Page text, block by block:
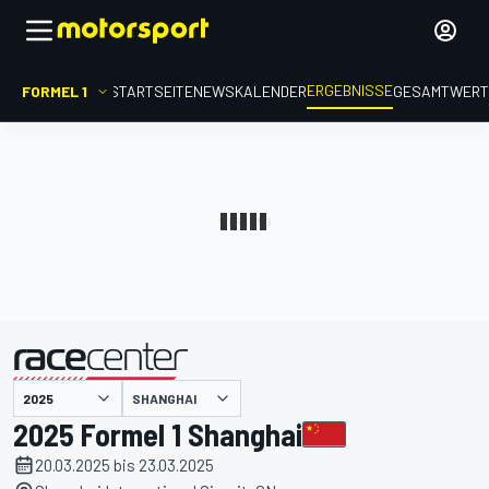
FORMEL 1 STARTSEITENEWSKALENDERERGEBNISSE
SHANGHAI
2025 Formel 1 Shanghai
20.03.2025 bis 23.03.2025